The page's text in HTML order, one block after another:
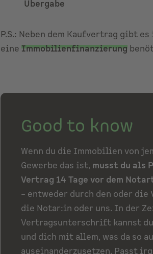
Übergabe
P.S.: Neben dem Kaufvertrag gibt
eine Immobilienfinanzierung
Good to know
Wenn du die Immobilien von
Gewerbe das ist, musst du als
Vertrag 14 Tage vor dem
– entweder durch den oder die
die Notar:in oder uns. In der
Vertragsunterschrift kannst
und dich mit allem, was da so
auseinanderzusetzen. Passt